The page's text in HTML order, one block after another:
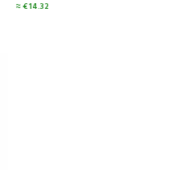
≈€14.32